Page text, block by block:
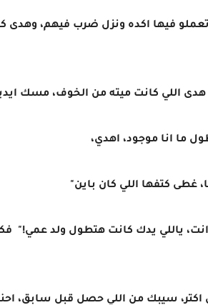
فيها اكده ونزل ضرب فيهم، وهدى
اللي كانت ميته من الخوف، مسك
ما انا موجود، اهدي،
غطى كتفها اللي كان باين"
ياللي يدك كانت هتطول ولد عمي!"
سيبك من اللي حصل قبل سابق، احنا